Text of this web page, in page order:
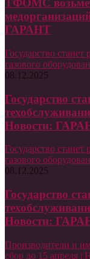
ТФОМС
ГАРАНТ
Государство
газового
08.12.2025
Государство
Новости:
Государство
газового
08.12.2025
Государство
Новости:
Производители и
сбор до 15 апреля